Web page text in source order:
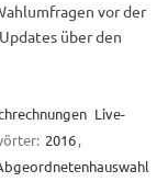
vor der
über den
Live-
2016,